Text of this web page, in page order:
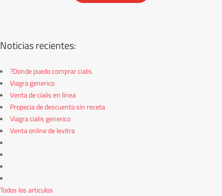
Noticias recientes:
?Donde puedo comprar cialis
Viagra generico
Venta de cialis en linea
Propecia de descuento sin receta
Viagra cialis generico
Venta online de levitra
Todos los articulos